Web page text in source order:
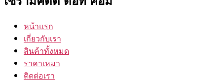
หน้าแรก
เกี่ยวกับเรา
สินค้าทั้งหมด
ราคาเหมา
ติดต่อเรา